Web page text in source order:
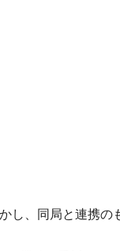
、同局と連携